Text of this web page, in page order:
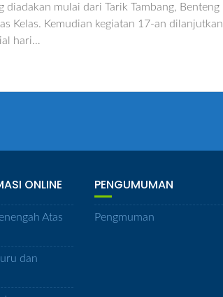
mulai dari Tarik Tambang, Benteng
Kelas. Kemudian kegiatan 17-an dilanjutkan
hari…
ONLINE
Atas
dan
PENGUMUMAN
Pengmuman